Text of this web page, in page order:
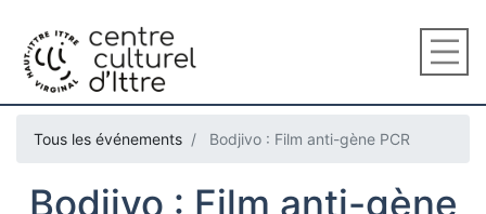
Tous les événements Bodjivo : Film anti-gène PCR
Bodjivo : Film anti-gène